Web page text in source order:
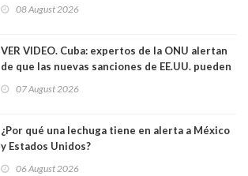
08 August 2026
VER VIDEO. Cuba: expertos de la ONU alertan
de que las nuevas sanciones de EE.UU. pueden
07 August 2026
¿Por qué una lechuga tiene en alerta a México
y Estados Unidos?
06 August 2026